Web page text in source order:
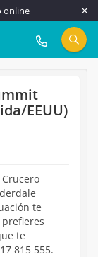
online
917 815 555
EEUU)
te
te
815 555.